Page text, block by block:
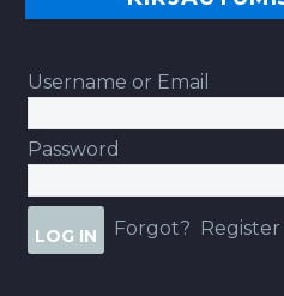
Username or Email
Password
Forgot? Register